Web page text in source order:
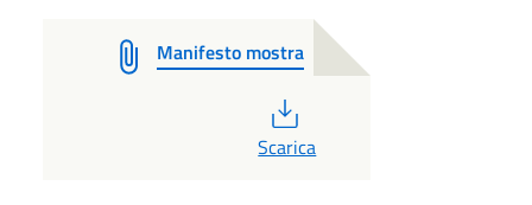
Manifesto mostra
Scarica